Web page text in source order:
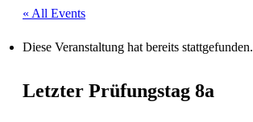
« All Events
Diese Veranstaltung hat bereits stattgefunden.
Letzter Prüfungstag 8a